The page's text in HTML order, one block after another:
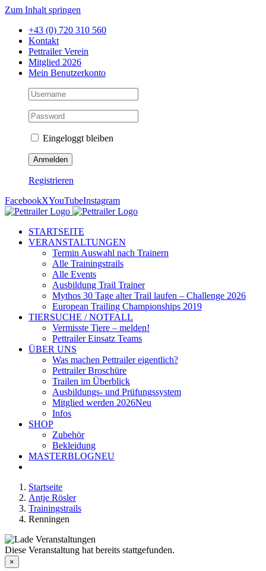
Zum Inhalt springen
+43 (0) 720 310 560
Kontakt
Pettrailer Verein
Mitglied 2026
Mein Benutzerkonto
Eingeloggt bleiben
Registrieren
FacebookXYouTubeInstagram
STARTSEITE
VERANSTALTUNGEN
Termin Auswahl nach Trainern
Alle Trainingstrails
Alle Events
Ausbildung Trail Trainer
Mythos 30 Tage alter Trail laufen – Challenge 2026
European Trailing Championships 2019
TIERSUCHE / NOTFALL
Vermisste Tiere – melden!
Pettrailer Einsatz Teams
ÜBER UNS
Was machen Pettrailer eigentlich?
Pettrailer Broschüre
Trailen im Überblick
Ausbildungs- und Prüfungssystem
Mitglied werden 2026Neu
Infos
SHOP
Zubehör
Bekleidung
MASTERBLOGNEU
Startseite
Antje Rösler
Trainingstrails
Renningen
Diese Veranstaltung hat bereits stattgefunden.
×